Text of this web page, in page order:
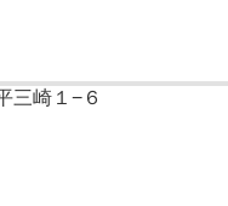
三崎１−６